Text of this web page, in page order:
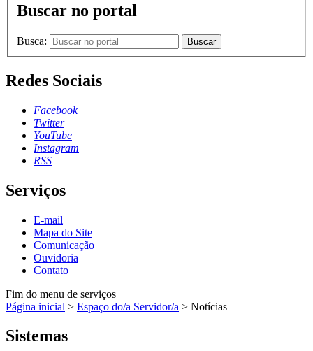
Buscar no portal
Busca: Buscar
Redes Sociais
Facebook
Twitter
YouTube
Instagram
RSS
Serviços
E-mail
Mapa do Site
Comunicação
Ouvidoria
Contato
Fim do menu de serviços
Página inicial > Espaço do/a Servidor/a > Notícias
Sistemas